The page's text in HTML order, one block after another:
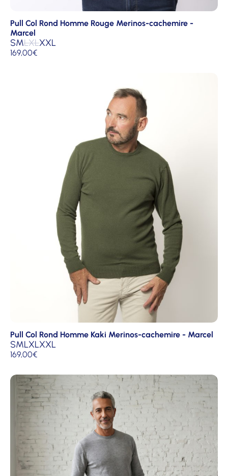
Pull Col Rond Homme Rouge Merinos-cachemire -
Marcel
SMLXLXXL
169,00€
Pull Col Rond Homme Kaki Merinos-cachemire - Marcel
SMLXLXXL
169,00€